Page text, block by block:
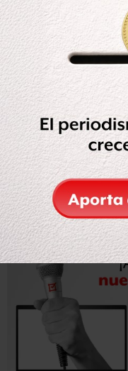
El comunicado, del 28
horas, se le atribuye a
General de Estados
un día después del
de Guadalupe, San
Apodaca.
Según el informe, el
probabilidades de
contra los
Zetas
en el área de
Treviño , Secretario
persuasivo” al atribuir
crimen por los